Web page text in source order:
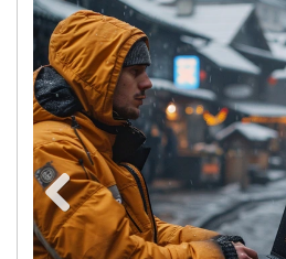
Previous